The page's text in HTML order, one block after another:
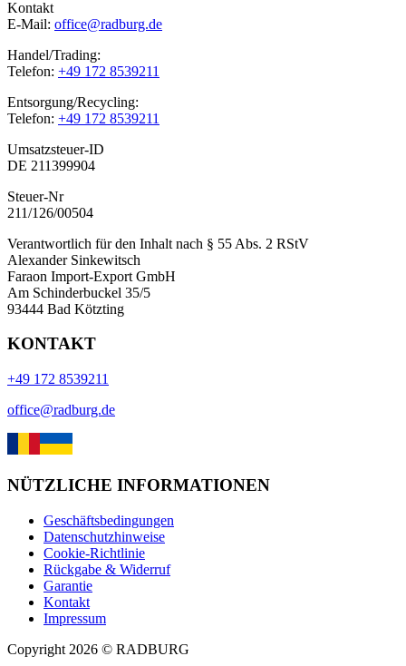
Kontakt
E-Mail: office@radburg.de
Handel/Trading:
Telefon: +49 172 8539211
Entsorgung/Recycling:
Telefon: +49 172 8539211
Umsatzsteuer-ID
DE 211399904
Steuer-Nr
211/126/00504
Verantwortlich für den Inhalt nach § 55 Abs. 2 RStV
Alexander Sinkewitsch
Faraon Import-Export GmbH
Am Schinderbuckel 35/5
93444 Bad Kötzting
KONTAKT
+49 172 8539211
office@radburg.de
NÜTZLICHE INFORMATIONEN
Geschäftsbedingungen
Datenschutzhinweise
Cookie-Richtlinie
Rückgabe & Widerruf
Garantie
Kontakt
Impressum
Copyright 2026 © RADBURG